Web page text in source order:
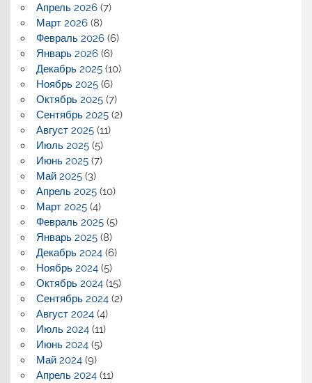
Апрель 2026(7)
Март 2026(8)
Февраль 2026(6)
Январь 2026(6)
Декабрь 2025(10)
Ноябрь 2025(6)
Октябрь 2025(7)
Сентябрь 2025(2)
Август 2025(11)
Июль 2025(5)
Июнь 2025(7)
Май 2025(3)
Апрель 2025(10)
Март 2025(4)
Февраль 2025(5)
Январь 2025(8)
Декабрь 2024(6)
Ноябрь 2024(5)
Октябрь 2024(15)
Сентябрь 2024(2)
Август 2024(4)
Июль 2024(11)
Июнь 2024(5)
Май 2024(9)
Апрель 2024(11)